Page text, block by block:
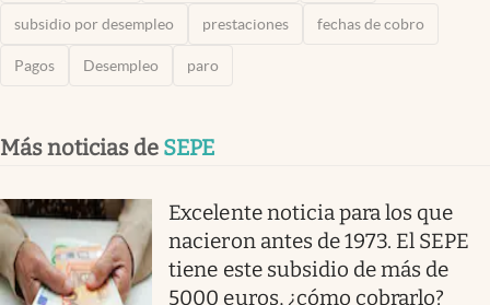
subsidio por desempleo prestaciones fechas de cobro
Pagos Desempleo paro
Más noticias de SEPE
Excelente noticia para los que
nacieron antes de 1973. El SEPE
tiene este subsidio de más de
5000 euros, ¿cómo cobrarlo?